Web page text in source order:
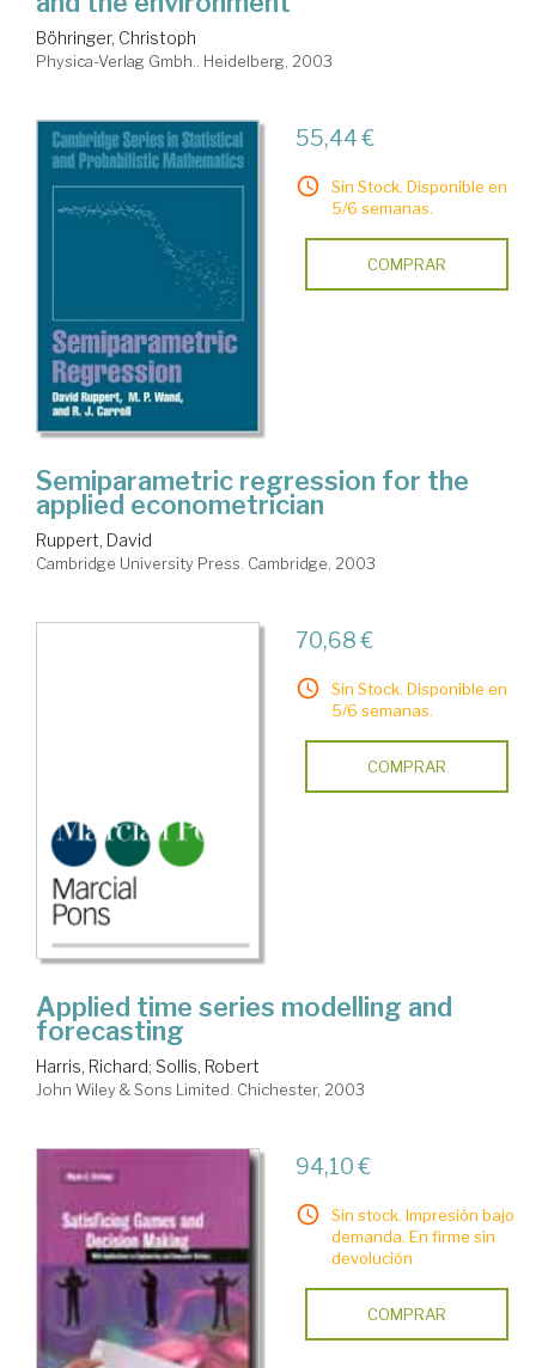
Böhringer, Christoph
Physica-Verlag Gmbh.. Heidelberg, 2003
55,44 €
Sin Stock. Disponible en
5/6 semanas.
COMPRAR
Semiparametric regression for the
applied econometrician
Ruppert, David
Cambridge University Press. Cambridge, 2003
70,68 €
Sin Stock. Disponible en
5/6 semanas.
COMPRAR
Applied time series modelling and
forecasting
Harris, Richard; Sollis, Robert
John Wiley & Sons Limited. Chichester, 2003
94,10 €
Sin stock. Impresión bajo
demanda. En firme sin
devolución
COMPRAR